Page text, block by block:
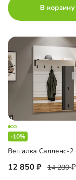
В корзину
-10%
12 850 14 280